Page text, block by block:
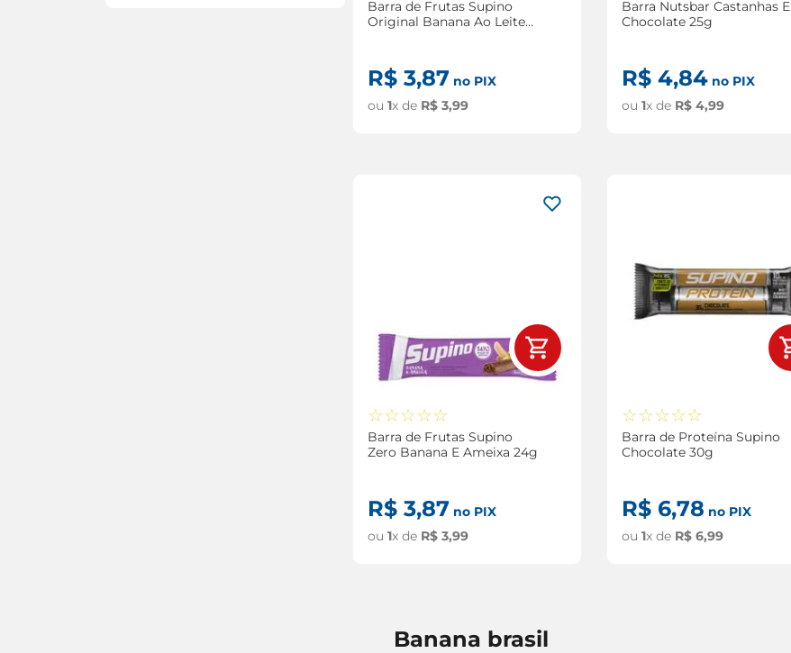
Barra de Frutas Supino
Original Banana Ao Leite
R$ 3,87 no PIX
ou1x de R$ 3,99
Barra Nutsbar Castanhas E
Chocolate 25g
R$ 4,84no PIX
ou 1x de R$ 4,99
☆☆☆☆☆
Barra de Frutas Supino
Zero Banana E Ameixa 24g
R$ 3,87 no PIX
ou1x de R$ 3,99
☆☆☆☆☆
Barra de Proteína Supino
Chocolate 30g
R$ 6,78 no PIX
ou 1x de R$ 6,99
banana brasil